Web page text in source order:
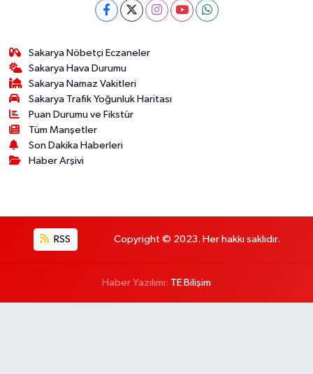
Sakarya Nöbetçi Eczaneler
Sakarya Hava Durumu
Sakarya Namaz Vakitleri
Sakarya Trafik Yoğunluk Haritası
Puan Durumu ve Fikstür
Tüm Manşetler
Son Dakika Haberleri
Haber Arşivi
RSS Copyright © 2023. Her hakkı saklıdır.
Haber Yazılımı: TE Bilişim